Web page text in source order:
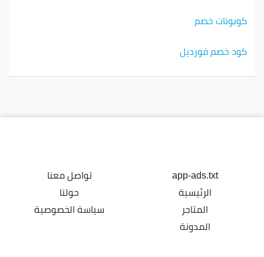
كوبونات خصم
كود خصم فورديل
app-ads.txt
الرئيسية
المتاجر
المدونة
تواصل معنا
حولنا
سياسة الخصوصية